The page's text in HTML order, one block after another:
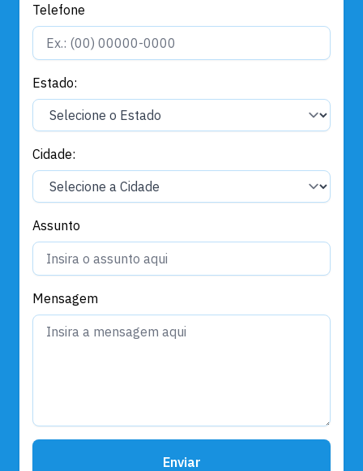
Telefone
Estado:
Cidade:
Assunto
Mensagem
Enviar